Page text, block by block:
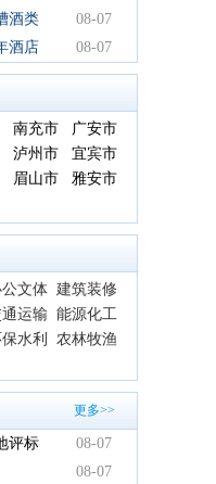
酒类
服务
08-07
酒店
审结
08-07
南充市
广安市
泸州市
宜宾市
眉山市
雅安市
公文体 建筑装修
运输 能源化工
水利
农林牧渔
更多>>
评标
08-07
08-07